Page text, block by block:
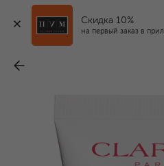
Скидка 10%
на первый заказ в